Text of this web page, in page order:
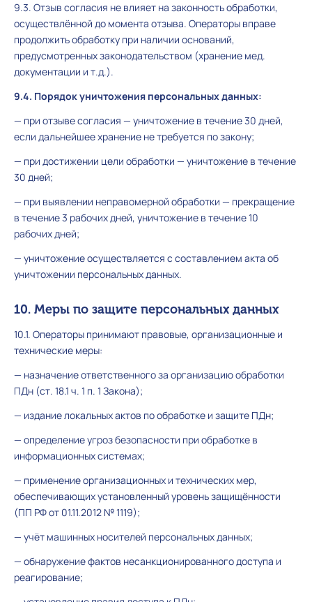
9.3. Отзыв согласия не влияет на законность обработки,
осуществлённой до момента отзыва. Операторы вправе
продолжить обработку при наличии оснований,
предусмотренных законодательством (хранение мед.
документации и т.д.).
9.4. Порядок уничтожения персональных данных:
— при отзыве согласия — уничтожение в течение 30 дней,
если дальнейшее хранение не требуется по закону;
— при достижении цели обработки — уничтожение в течение
30 дней;
— при выявлении неправомерной обработки — прекращение
в течение 3 рабочих дней, уничтожение в течение 10
рабочих дней;
— уничтожение осуществляется с составлением акта об
уничтожении персональных данных.
10. Меры по защите персональных данных
10.1. Операторы принимают правовые, организационные и
технические меры:
— назначение ответственного за организацию обработки
ПДн (ст. 18.1 ч. 1 п. 1 Закона);
— издание локальных актов по обработке и защите ПДн;
— определение угроз безопасности при обработке в
информационных системах;
— применение организационных и технических мер,
обеспечивающих установленный уровень защищённости
(ПП РФ от 01.11.2012 № 1119);
— учёт машинных носителей персональных данных;
— обнаружение фактов несанкционированного доступа и
реагирование;